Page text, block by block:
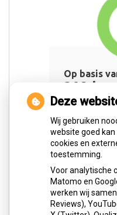
Deze
Wij gebruiken
website goed
cookies en
toestemming.
Voor analytische
Matomo en
werken wij
Reviews),